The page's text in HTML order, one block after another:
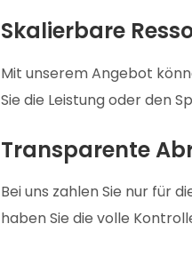
Skalierbare
Mit unserem Angebot
Sie die Leistung oder den
Transparente
Bei uns zahlen Sie nur für
haben Sie die volle